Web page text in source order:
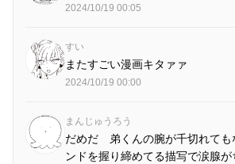
2024/10/19 00:05
すい
またすごい漫画キタァァ
2024/10/19 00:00
まんじゅうろう
だめだ 弟くんの腕が千切れても
ンドを握り締めてる描写で涙腺